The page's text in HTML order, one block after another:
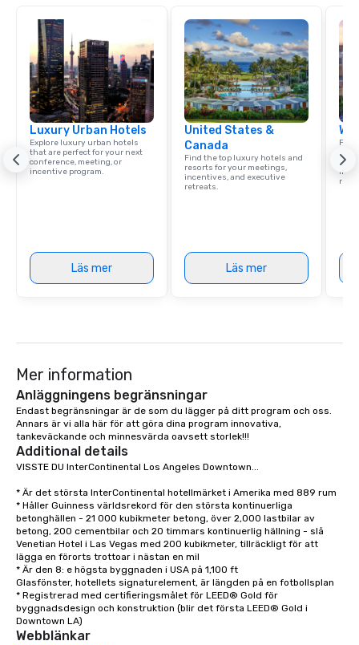
Luxury Urban Hotels
Explore luxury urban hotels
that are perfect for your next
conference, meeting, or
incentive program.
Läs mer
United States &
Canada
Find the top luxury hotels and
resorts for your meetings,
incentives, and executive
retreats.
Läs mer
Find
Mer information
Anläggningens begränsningar
Endast begränsningar är de som du lägger på ditt program och oss.
Annars är vi alla här för att göra dina program innovativa,
tankeväckande och minnesvärda oavsett storlek!!!
Additional details
VISSTE DU InterContinental Los Angeles Downtown...
* Är det största InterContinental hotellmärket i Amerika med 889 rum
* Håller Guinness världsrekord för den största kontinuerliga
betonghällen - 21 000 kubikmeter betong, över 2,000 lastbilar av
betong, 200 cementbilar och 20 timmars kontinuerlig hällning - slå
Venetian Hotel i Las Vegas med 200 kubikmeter, tillräckligt för att
lägga en förorts trottoar i nästan en mil
* Är den 8: e högsta byggnaden i USA på 1,100 ft
Glasfönster, hotellets signaturelement, är längden på en fotbollsplan
* Registrerad med certifieringsmålet för LEED® Gold för
byggnadsdesign och konstruktion (blir det första LEED® Gold i
Downtown LA)
Webblänkar